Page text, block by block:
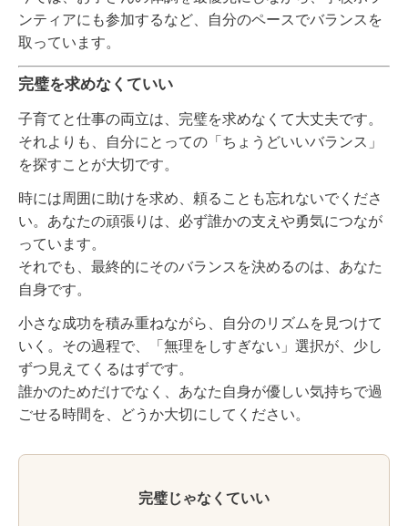
ンティアにも参加するなど、自分のペースでバランスを
取っています。
完璧を求めなくていい
子育てと仕事の両立は、完璧を求めなくて大丈夫です。
それよりも、自分にとっての「ちょうどいいバランス」
を探すことが大切です。
時には周囲に助けを求め、頼ることも忘れないでくださ
い。あなたの頑張りは、必ず誰かの支えや勇気につなが
っています。
それでも、最終的にそのバランスを決めるのは、あなた
自身です。
小さな成功を積み重ねながら、自分のリズムを見つけて
いく。その過程で、「無理をしすぎない」選択が、少し
ずつ見えてくるはずです。
誰かのためだけでなく、あなた自身が優しい気持ちで過
ごせる時間を、どうか大切にしてください。
完璧じゃなくていい